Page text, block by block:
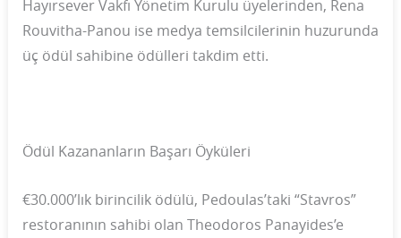
Hayırsever Vakfı Yönetim Kurulu üyelerinden, Rena
Rouvitha-Panou ise medya temsilcilerinin huzurunda
üç ödül sahibine ödülleri takdim etti.
Ödül Kazananların Başarı Öyküleri
€30.000’lık birincilik ödülü, Pedoulas’taki “Stavros”
restoranının sahibi olan Theodoros Panayides’e